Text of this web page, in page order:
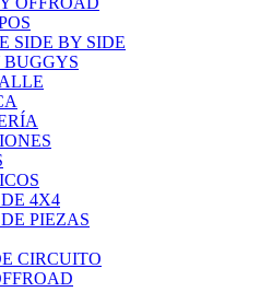
SIDE BY SIDE
4X4
PIEZAS
CIRCUITO